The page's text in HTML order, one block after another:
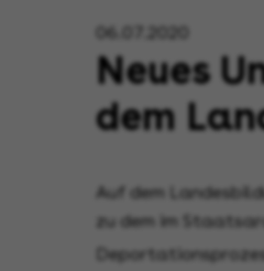
06.07.2020
Neues
dem
Auf dem
zu dem im